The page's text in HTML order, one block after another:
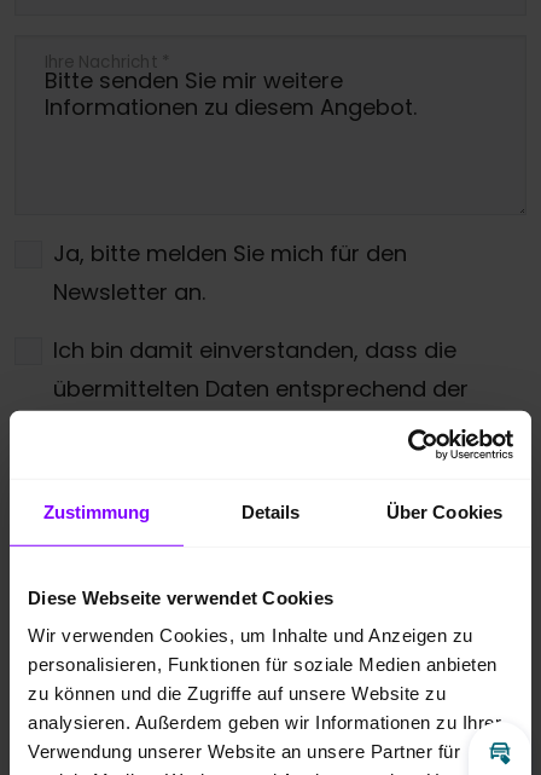
Zustimmung Details Über Cookies
Diese Webseite verwendet Cookies
Wir verwenden Cookies, um Inhalte und Anzeigen zu
personalisieren, Funktionen für soziale Medien anbieten
zu können und die Zugriffe auf unsere Website zu
analysieren. Außerdem geben wir Informationen zu Ihrer
Verwendung unserer Website an unsere Partner für
Ihre Nachricht *
Ja, bitte melden Sie mich für den
Newsletter an.
Ich bin damit einverstanden, dass die
übermittelten Daten entsprechend der
gespeichert
und verarbeitet werden dürfen. Zudem
gebe ich meine Zustimmung über die
angegebenen Möglichkeiten kontaktiert zu
* Pflichtfeld
Anti-Roboter-Verifizierung
Hier klicken
FriendlyCaptcha ⇗